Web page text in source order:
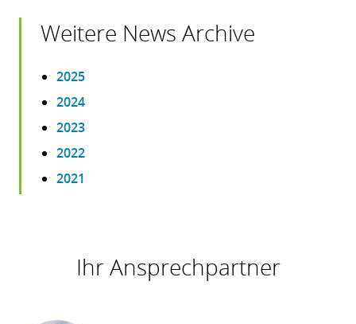
Weitere News Archive
2025
2024
2023
2022
2021
Ihr Ansprechpartner